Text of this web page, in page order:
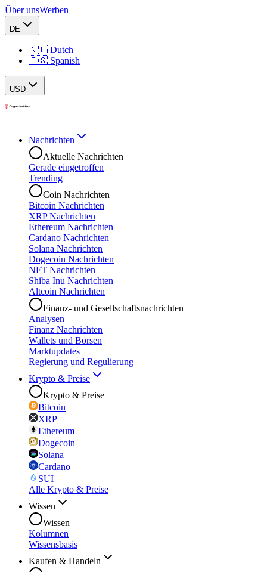
Über unsWerben
DE
🇳🇱 Dutch
🇪🇸 Spanish
USD
Nachrichten
Aktuelle Nachrichten
Gerade eingetroffen
Trending
Coin Nachrichten
Bitcoin Nachrichten
XRP Nachrichten
Ethereum Nachrichten
Cardano Nachrichten
Solana Nachrichten
Dogecoin Nachrichten
NFT Nachrichten
Shiba Inu Nachrichten
Altcoin Nachrichten
Finanz- und Gesellschaftsnachrichten
Analysen
Finanz Nachrichten
Wallets und Börsen
Marktupdates
Regierung und Regulierung
Krypto & Preise
Krypto & Preise
Bitcoin
XRP
Ethereum
Dogecoin
Solana
Cardano
SUI
Alle Krypto & Preise
Wissen
Wissen
Kolumnen
Wissensbasis
Kaufen & Handeln